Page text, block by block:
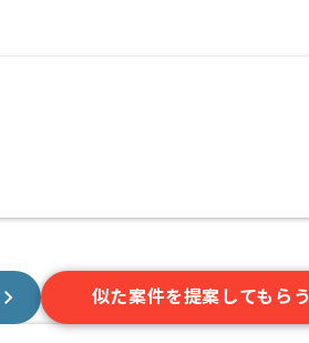
似た案件を提案してもらう